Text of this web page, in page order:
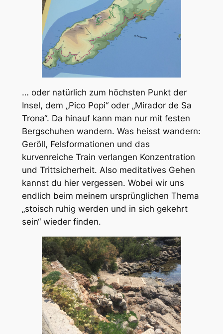
… oder natürlich zum höchsten Punkt der
Insel, dem „Pico Popi“ oder „Mirador de Sa
Trona“. Da hinauf kann man nur mit festen
Bergschuhen wandern. Was heisst wandern:
Geröll, Felsformationen und das
kurvenreiche Train verlangen Konzentration
und Trittsicherheit. Also meditatives Gehen
kannst du hier vergessen. Wobei wir uns
endlich beim meinem ursprünglichen Thema
„stoisch ruhig werden und in sich gekehrt
sein“ wieder finden.